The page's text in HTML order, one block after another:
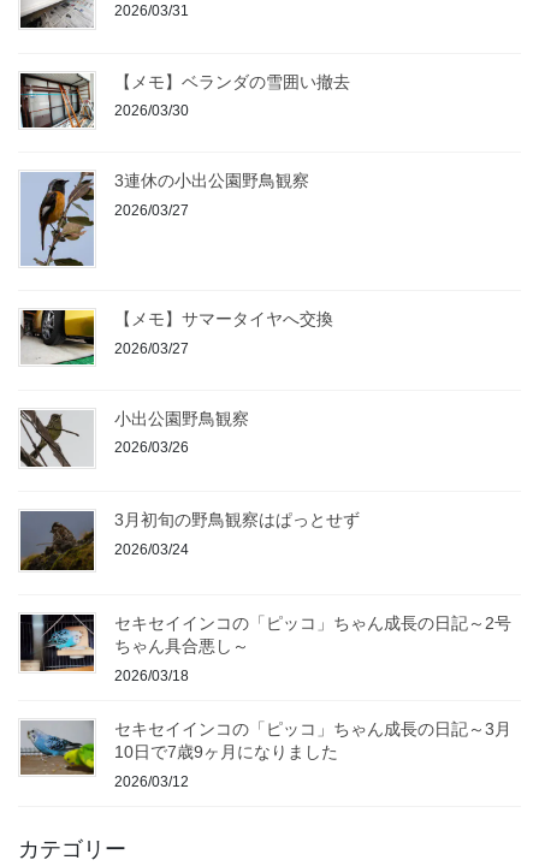
2026/03/31
【メモ】ベランダの雪囲い撤去
2026/03/30
3連休の小出公園野鳥観察
2026/03/27
【メモ】サマータイヤへ交換
2026/03/27
小出公園野鳥観察
2026/03/26
3月初旬の野鳥観察はぱっとせず
2026/03/24
セキセイインコの「ピッコ」ちゃん成長の日記～2号
ちゃん具合悪し～
2026/03/18
セキセイインコの「ピッコ」ちゃん成長の日記～3月
10日で7歳9ヶ月になりました
2026/03/12
カテゴリー